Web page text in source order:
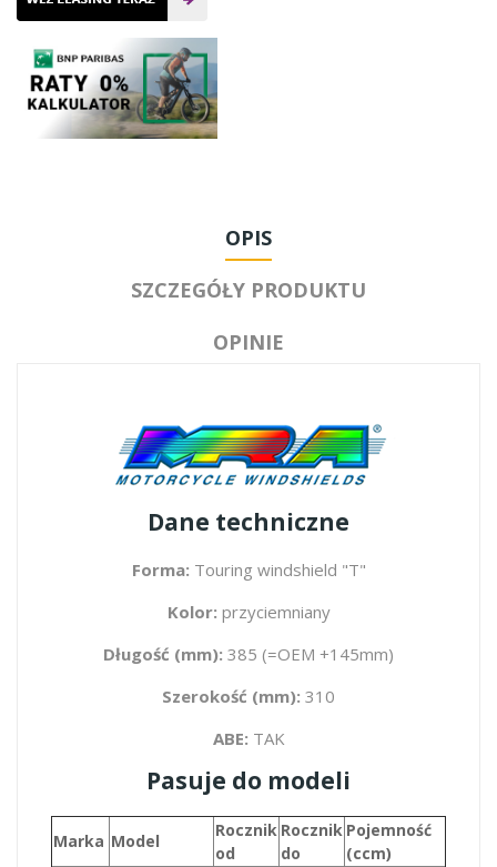
OPIS
SZCZEGÓŁY PRODUKTU
OPINIE
Dane techniczne
Forma: Touring windshield "T"
Kolor: przyciemniany
Długość (mm): 385 (=OEM +145mm)
Szerokość (mm): 310
ABE: TAK
Pasuje do modeli
Marka Model
Rocznik
od
Rocznik
do
Pojemność
(ccm)